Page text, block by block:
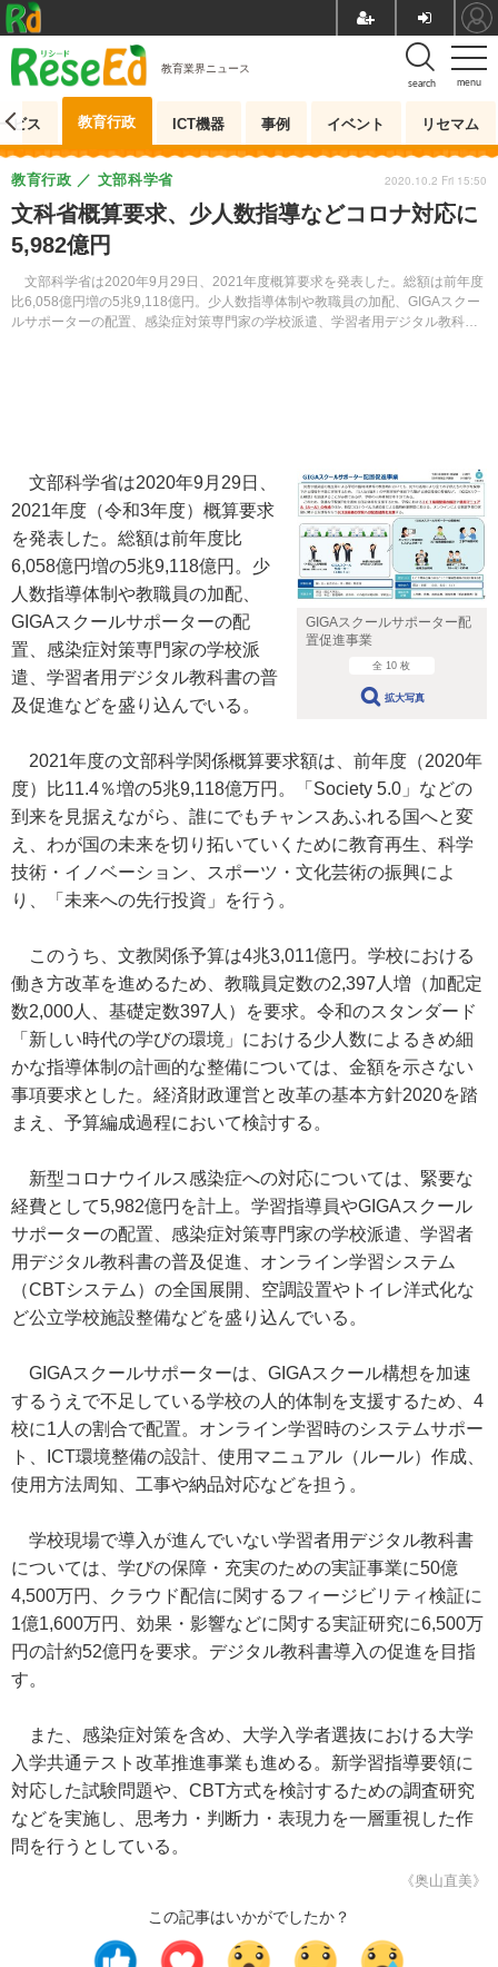
menu
search
教育業界ニュース
ビス 教育行政 ICT機器 事例 イベント リセマム
文科省概算要求、少人数指導などコロナ対応に
5,982億円
文部科学省は2020年9月29日、2021年度概算要求を発表した。総額は前年度
比6,058億円増の5兆9,118億円。少人数指導体制や教職員の加配、GIGAスクー
ルサポーターの配置、感染症対策専門家の学校派遣、学習者用デジタル教科書
教育行政 文部科学省 2020.10.2 Fri 15:50
GIGAスクールサポーター配
置促進事業
全 10 枚
拡大写真
文部科学省は2020年9月29日、
2021年度（令和3年度）概算要求
を発表した。総額は前年度比
6,058億円増の5兆9,118億円。少
人数指導体制や教職員の加配、
GIGAスクールサポーターの配
置、感染症対策専門家の学校派
遣、学習者用デジタル教科書の普
及促進などを盛り込んでいる。
2021年度の文部科学関係概算要求額は、前年度（2020年
度）比11.4％増の5兆9,118億万円。「Society 5.0」などの
到来を見据えながら、誰にでもチャンスあふれる国へと変
え、わが国の未来を切り拓いていくために教育再生、科学
技術・イノベーション、スポーツ・文化芸術の振興によ
り、「未来への先行投資」を行う。
このうち、文教関係予算は4兆3,011億円。学校における
働き方改革を進めるため、教職員定数の2,397人増（加配定
数2,000人、基礎定数397人）を要求。令和のスタンダード
「新しい時代の学びの環境」における少人数によるきめ細
かな指導体制の計画的な整備については、金額を示さない
事項要求とした。経済財政運営と改革の基本方針2020を踏
まえ、予算編成過程において検討する。
新型コロナウイルス感染症への対応については、緊要な
経費として5,982億円を計上。学習指導員やGIGAスクール
サポーターの配置、感染症対策専門家の学校派遣、学習者
用デジタル教科書の普及促進、オンライン学習システム
（CBTシステム）の全国展開、空調設置やトイレ洋式化な
ど公立学校施設整備などを盛り込んでいる。
GIGAスクールサポーターは、GIGAスクール構想を加速
するうえで不足している学校の人的体制を支援するため、4
校に1人の割合で配置。オンライン学習時のシステムサポー
ト、ICT環境整備の設計、使用マニュアル（ルール）作成、
使用方法周知、工事や納品対応などを担う。
学校現場で導入が進んでいない学習者用デジタル教科書
については、学びの保障・充実のための実証事業に50億
4,500万円、クラウド配信に関するフィージビリティ検証に
1億1,600万円、効果・影響などに関する実証研究に6,500万
円の計約52億円を要求。デジタル教科書導入の促進を目指
す。
また、感染症対策を含め、大学入学者選抜における大学
入学共通テスト改革推進事業も進める。新学習指導要領に
対応した試験問題や、CBT方式を検討するための調査研究
などを実施し、思考力・判断力・表現力を一層重視した作
問を行うとしている。
《奥山直美》
この記事はいかがでしたか？